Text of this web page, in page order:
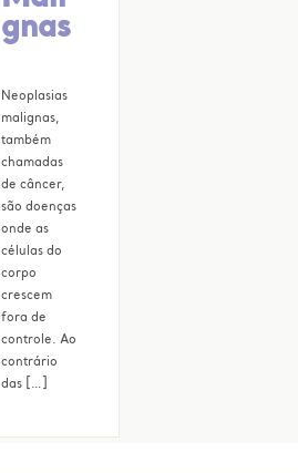
gnas
Neoplasias
malignas,
também
chamadas
de câncer,
são doenças
onde as
células do
corpo
crescem
fora de
controle. Ao
contrário
das […]